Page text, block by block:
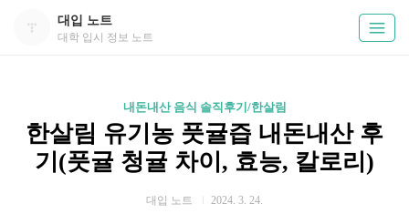
대입 노트
대학 입시 정보 노트
내돈내산 음식 솔직후기/한살림
한살림 유기농 풋귤즙 내돈내산 후
기(풋귤 청귤 차이, 효능, 칼로리)
대입 노트 2024. 3. 24.